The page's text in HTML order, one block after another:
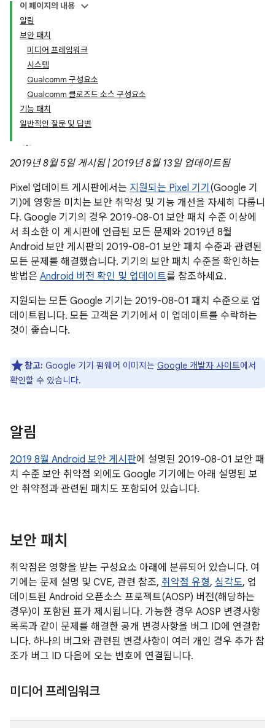
이 페이지의 내용
알림
보안 패치
미디어 프레임워크
시스템
Qualcomm 구성요소
Qualcomm 클로즈드 소스 구성요소
기능 패치
일반적인 질문 및 답변
2019년 8월 5일 게시됨 | 2019년 8월 13일 업데이트됨
Pixel 업데이트 게시판에서는 지원되는 Pixel 기기 (Google 기
기)에 영향을 미치는 보안 취약성 및 기능 개선을 자세히 다룹니
다. Google 기기의 경우 2019-08-01 보안 패치 수준 이상에
서 최소한 이 게시판에 언급된 모든 문제와 2019년 8월
Android 보안 게시판의 2019-08-01 보안 패치 수준과 관련된
모든 문제를 해결했습니다. 기기의 보안 패치 수준을 확인하는
방법은 Android 버전 확인 및 업데이트를 참조하세요.
지원되는 모든 Google 기기는 2019-08-01 패치 수준으로 업
데이트됩니다. 모든 고객은 기기에서 이 업데이트를 수락하는
것이 좋습니다.
참고: Google 기기 펌웨어 이미지는 Google 개발자 사이트에서
확인할 수 있습니다.
알림
2019 8월 Android 보안 게시판에 설명된 2019-08-01 보안 패
치 수준 보안 취약점 외에도 Google 기기에는 아래 설명된 보
안 취약점과 관련된 패치도 포함되어 있습니다.
보안 패치
취약점은 영향을 받는 구성요소 아래에 분류되어 있습니다. 여
기에는 문제 설명 및 CVE, 관련 참조, 취약점 유형, 심각도, 업
데이트된 Android 오픈소스 프로젝트(AOSP) 버전(해당하는
경우)이 포함된 표가 제시됩니다. 가능한 경우 AOSP 변경사항
목록과 같이 문제를 해결한 공개 변경사항을 버그 ID에 연결합
니다. 하나의 버그와 관련된 변경사항이 여러 개인 경우 추가 참
조가 버그 ID 다음에 오는 번호에 연결됩니다.
미디어 프레임워크